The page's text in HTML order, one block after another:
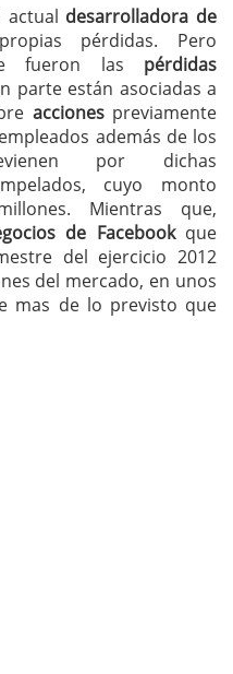
actual desarrolladora de
pérdidas. Pero
fueron las pérdidas
parte están asociadas a
accionespreviamente
además de los
por dichas
cuyo monto
Mientras que,
de Facebookque
del ejercicio 2012
del mercado, en unos
mas de lo previsto que